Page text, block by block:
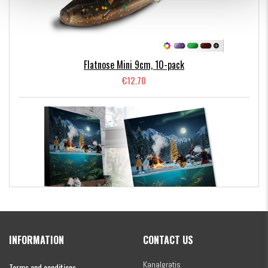
Flatnose Mini 9cm, 10-pack
€12.70
€154.86
INFORMATION CONTACT US
Kanalgratis